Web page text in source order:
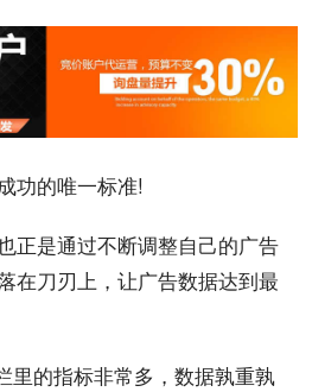
功的唯一标准!
正是通过不断调整自己的广告
在刀刃上，让广告数据达到最
里的指标非常多，数据孰重孰